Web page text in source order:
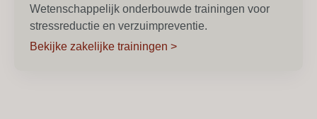
Wetenschappelijk onderbouwde trainingen voor
stressreductie en verzuimpreventie.
Bekijke zakelijke trainingen >